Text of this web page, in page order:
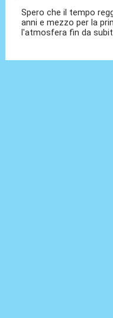
Spero che il tempo
anni e mezzo per la
l'atmosfera fin da